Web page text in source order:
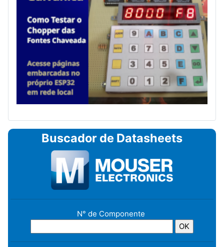
Buscador de Datasheets
N° de Componente